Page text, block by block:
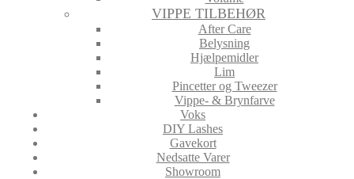
VIPPE TILBEHØR
After Care
Belysning
Hjælpemidler
Lim
Pincetter og Tweezer
Vippe- & Brynfarve
Voks
DIY Lashes
Gavekort
Nedsatte Varer
Showroom